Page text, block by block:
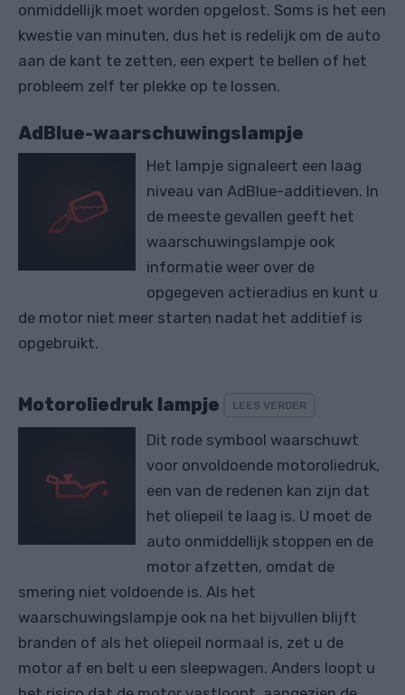
onmiddellijk moet worden opgelost. Soms is het een
kwestie van minuten, dus het is redelijk om de auto
aan de kant te zetten, een expert te bellen of het
probleem zelf ter plekke op te lossen.
AdBlue-waarschuwingslampje
Het lampje signaleert een laag
niveau van AdBlue-additieven. In
de meeste gevallen geeft het
waarschuwingslampje ook
informatie weer over de
opgegeven actieradius en kunt u
de motor niet meer starten nadat het additief is
opgebruikt.
Motoroliedruk lampje LEES VERDER
Dit rode symbool waarschuwt
voor onvoldoende motoroliedruk,
een van de redenen kan zijn dat
het oliepeil te laag is. U moet de
auto onmiddellijk stoppen en de
motor afzetten, omdat de
smering niet voldoende is. Als het
waarschuwingslampje ook na het bijvullen blijft
branden of als het oliepeil normaal is, zet u de
motor af en belt u een sleepwagen. Anders loopt u